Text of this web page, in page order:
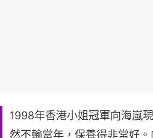
1998年香港小姐冠軍向海嵐
然不輸當年，保養得非常好